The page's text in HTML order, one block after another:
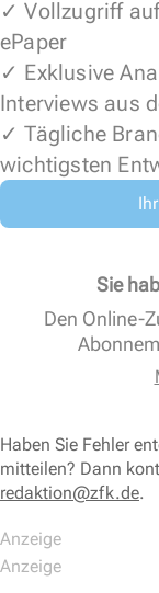
✓ Vollzugriff
ePaper
✓ Exklusive
Interviews aus
✓ Tägliche
wichtigsten
Sie
Den Online-
Haben Sie Fehler
mitteilen? Dann
redaktion@zfk.de.